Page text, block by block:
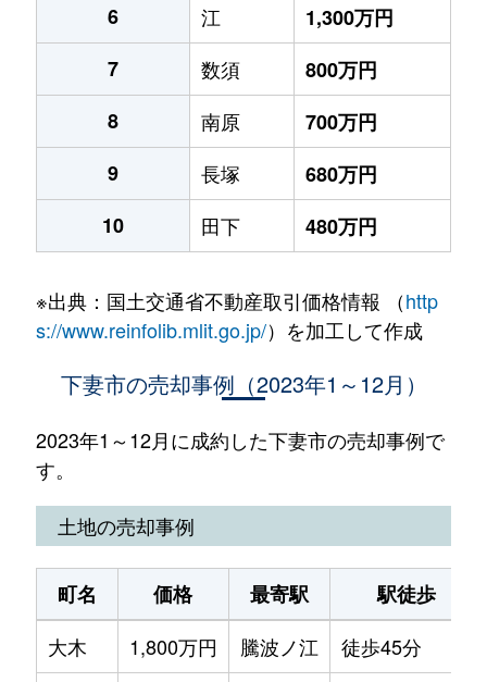
6
江
1,300万円
7
数須
800万円
8
南原
700万円
9
長塚
680万円
10
田下 480万円
※出典：国土交通省不動産取引価格情報 （http
s://www.reinfolib.mlit.go.jp/）を加工して作成
下妻市の売却事例（2023年1～12月）
2023年1～12月に成約した下妻市の売却事例で
す。
土地の売却事例
町名 価格 最寄駅
駅徒歩
大木
1,800万円 騰波ノ江
徒歩45分